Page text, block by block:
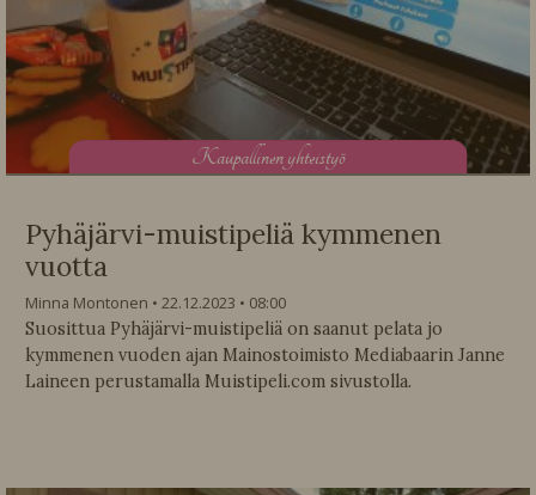
Kaupallinen yhteistyö
Pyhäjärvi-muistipeliä kymmenen
vuotta
Minna Montonen 22.12.2023
08:00
Suosittua Pyhäjärvi-muistipeliä on saanut pelata jo
kymmenen vuoden ajan Mainostoimisto Mediabaarin Janne
Laineen perustamalla Muistipeli.com sivustolla.